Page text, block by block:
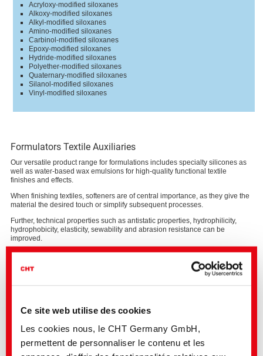
Ce site web utilise des cookies
Les cookies nous, le CHT Germany GmbH,
permettent de personnaliser le contenu et les
Acryloxy-modified siloxanes
Alkoxy-modified siloxanes
Alkyl-modified siloxanes
Amino-modified siloxanes
Carbinol-modified siloxanes
Epoxy-modified siloxanes
Hydride-modified siloxanes
Polyether-modified siloxanes
Quaternary-modified siloxanes
Silanol-modified siloxanes
Vinyl-modified siloxanes
Formulators Textile Auxiliaries
Our versatile product range for formulations includes specialty silicones as
well as water-based wax emulsions for high-quality functional textile
finishes and effects.
When finishing textiles, softeners are of central importance, as they give the
material the desired touch or simplify subsequent processes.
Further, technical properties such as antistatic properties, hydrophilicity,
hydrophobicity, elasticity, sewability and abrasion resistance can be
improved.
Our portfolio highlights silicones for all fiber types with a low SVHC content,
in particular reduced D4 amount. All concentrates can be easily used to
formulate micro- and macro-emulsions.
Properties and effects
Handle modification
Creation of surface smoothness
Antistatic & anti-soiling properties